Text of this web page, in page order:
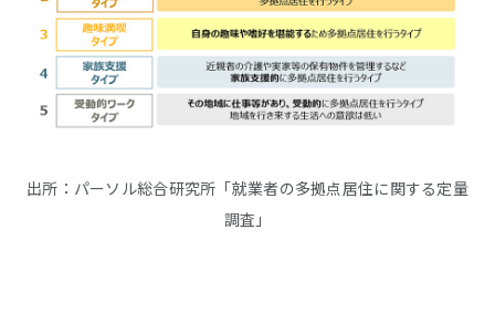
出所：パーソル総合研究所「就業者の多拠点居住に関する定量
調査」